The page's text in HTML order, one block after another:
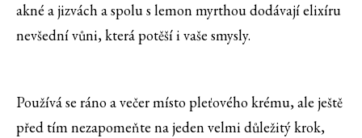
akné a jizvách a spolu s lemon myrthou dodávají elixíru
nevšední vůni, která potěší i vaše smysly.
Používá se ráno a večer místo pleťového krému, ale ještě
před tím nezapomeňte na jeden velmi důležitý krok,